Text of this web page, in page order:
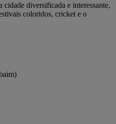
diversificada e interessante,
coloridos, cricket e o